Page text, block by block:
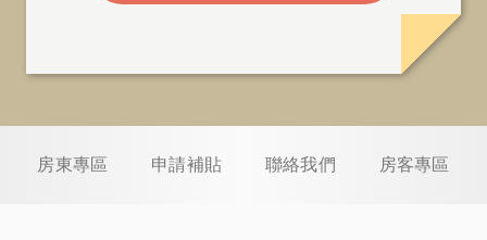
房東專區 申請補貼 聯絡我們 房客專區